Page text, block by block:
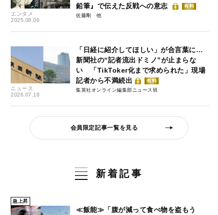
エンタメ
2025.08.06
鉛筆』で伝えた反戦への意志
有料
佐藤剛
ニュース
2026.07.18
「日経に紹介してほしい」が合言葉に…
新聞社の“記者流出ドミノ”が止まらな
い 「TikToker化まで求められた」現場
記者から不満続出
有料
集英社オンライン編集部ニュース班
会員限定記事一覧を見る
新着記事
急上昇
≪飯能≫「腹が減って食べ物を盗もう